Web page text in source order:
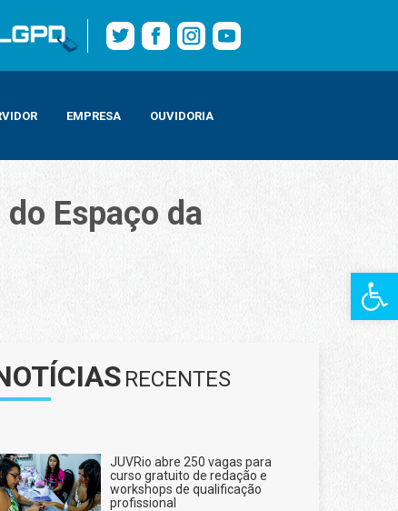
Barra de
EMPRESA OUVIDORIA
Espaço da
RECENTES
JUVRio abre 250 vagas para
curso gratuito de redação e
workshops de qualificação
profissional